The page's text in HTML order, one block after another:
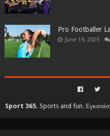
Pro Footballer
June 19, 2025
Sport 365. Sports and fun.